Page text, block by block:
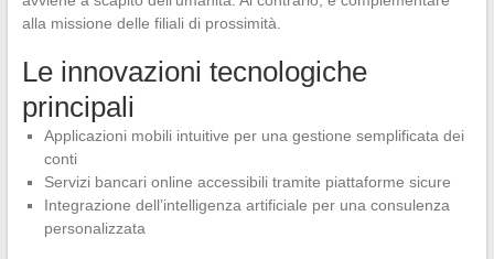
alla missione delle filiali di prossimità.
Le innovazioni tecnologiche
principali
Applicazioni mobili intuitive per una gestione semplificata dei
conti
Servizi bancari online accessibili tramite piattaforme sicure
Integrazione dell’intelligenza artificiale per una consulenza
personalizzata